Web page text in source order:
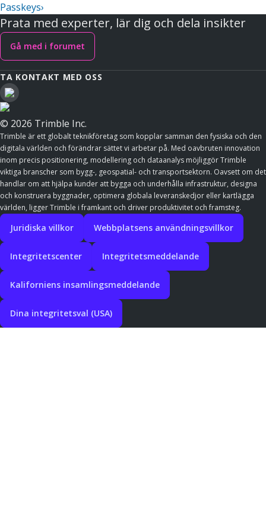
Passkeys›
Prata med experter, lär dig och dela insikter
Gå med i forumet
TA KONTAKT MED OSS
© 2026 Trimble Inc.
Trimble är ett globalt teknikföretag som kopplar samman den fysiska och den
digitala världen och förändrar sättet vi arbetar på. Med oavbruten innovation
inom precis positionering, modellering och dataanalys möjliggör Trimble
viktiga branscher som bygg-, geospatial- och transportsektorn. Oavsett om det
handlar om att hjälpa kunder att bygga och underhålla infrastruktur, designa
och konstruera byggnader, optimera globala leveranskedjor eller kartlägga
världen, ligger Trimble i framkant och driver produktivitet och framsteg.
Juridiska villkor Webbplatsens användningsvillkor
Integritetscenter Integritetsmeddelande
Kaliforniens insamlingsmeddelande
Dina integritetsval (USA)